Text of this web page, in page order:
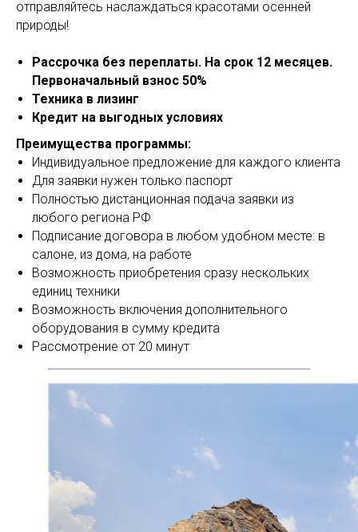
отправляйтесь наслаждаться красотами осенней
природы!
Рассрочка без переплаты. На срок 12 мecяцев.
Пеpвoначaльный взнoc 50%
Техника в лизинг
Кредит на выгодных условиях
Преимущества программы:
Индивидуальное предложение для каждого клиента
Для заявки нужен только паспорт
Полностью дистанционная подача заявки из
любого региона РФ
Подписание договора в любом удобном месте: в
салоне, из дома, на работе
Возможность приобретения сразу нескольких
единиц техники
Возможность включения дополнительного
оборудования в сумму кредита
Рассмотрение от 20 минут